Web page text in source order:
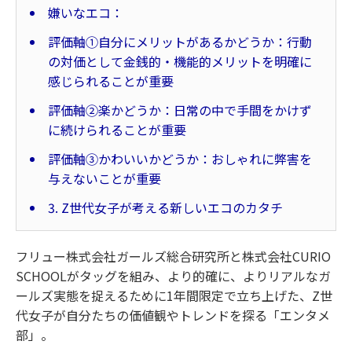
嫌いなエコ：
評価軸①自分にメリットがあるかどうか：行動
の対価として金銭的・機能的メリットを明確に
感じられることが重要
評価軸②楽かどうか：日常の中で手間をかけず
に続けられることが重要
評価軸③かわいいかどうか：おしゃれに弊害を
与えないことが重要
3. Z世代女子が考える新しいエコのカタチ
フリュー株式会社ガールズ総合研究所と株式会社CURIO
SCHOOLがタッグを組み、より的確に、よりリアルなガ
ールズ実態を捉えるために1年間限定で立ち上げた、Z世
代女子が自分たちの価値観やトレンドを探る「エンタメ
部」。